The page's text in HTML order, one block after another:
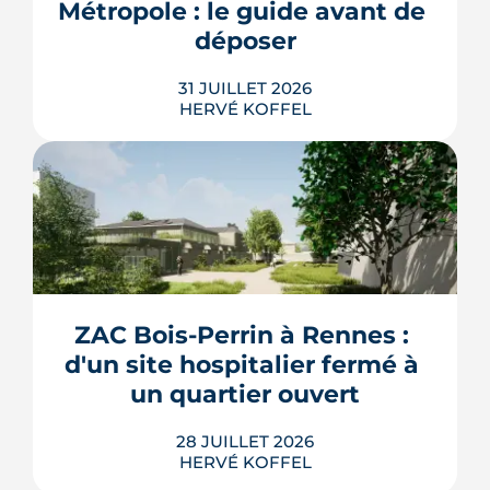
très instructives. Merci beaucoup.
LIRE L'ARTICLE
Métropole : le guide avant de
déposer
31 JUILLET 2026
HERVÉ KOFFEL
Construire, agrandir ou surélever à
Rennes Métropole ne s'improvise pas :
entre seuils de surface, PLUi des 43
communes et secteurs patrimoniaux, le
premier coup de crayon. Ce guide
passe en revue les cas où le permis
s'impose, le dépôt en ligne et les délai...
LIRE L'ARTICLE
ZAC Bois-Perrin à Rennes :
d'un site hospitalier fermé à
un quartier ouvert
28 JUILLET 2026
HERVÉ KOFFEL